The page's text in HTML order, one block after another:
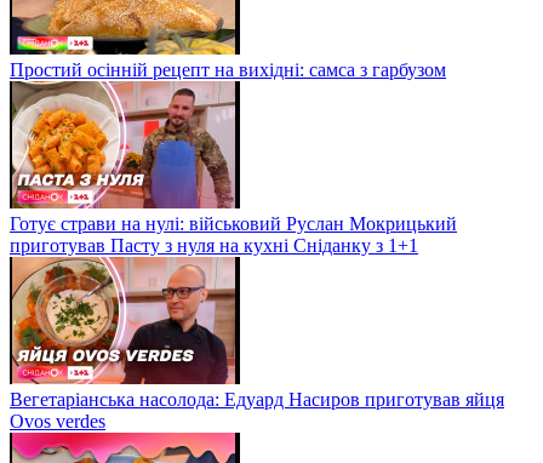
Простий осінній рецепт на вихідні: самса з гарбузом
Готує страви на нулі: військовий Руслан Мокрицький
приготував Пасту з нуля на кухні Сніданку з 1+1
Вегетаріанська насолода: Едуард Насиров приготував яйця
Ovos verdes